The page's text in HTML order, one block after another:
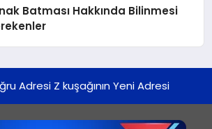
Batması Hakkında Bilinmesi
Adresi Z kuşağının Yeni Adresi